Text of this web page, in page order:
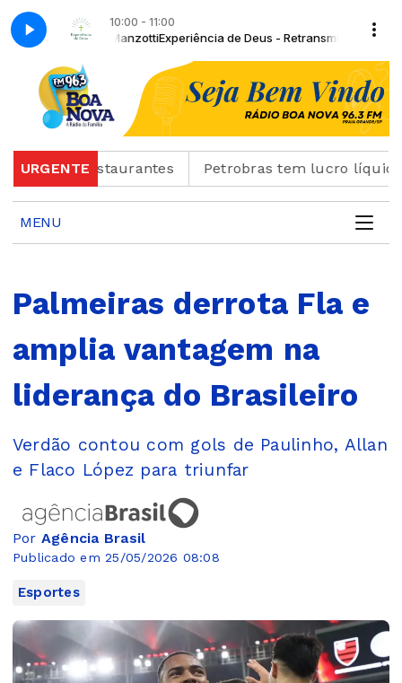
10:00 - 11:00
Reginaldo ManzottiExperiência de Deus - Retransmissão com Padre
URGENTE
e restaurantes Petrobras tem lucro líquido de
MENU
Palmeiras derrota Fla e
amplia vantagem na
liderança do Brasileiro
Verdão contou com gols de Paulinho, Allan
e Flaco López para triunfar
Por Agência Brasil
Publicado em 25/05/2026 08:08
Esportes